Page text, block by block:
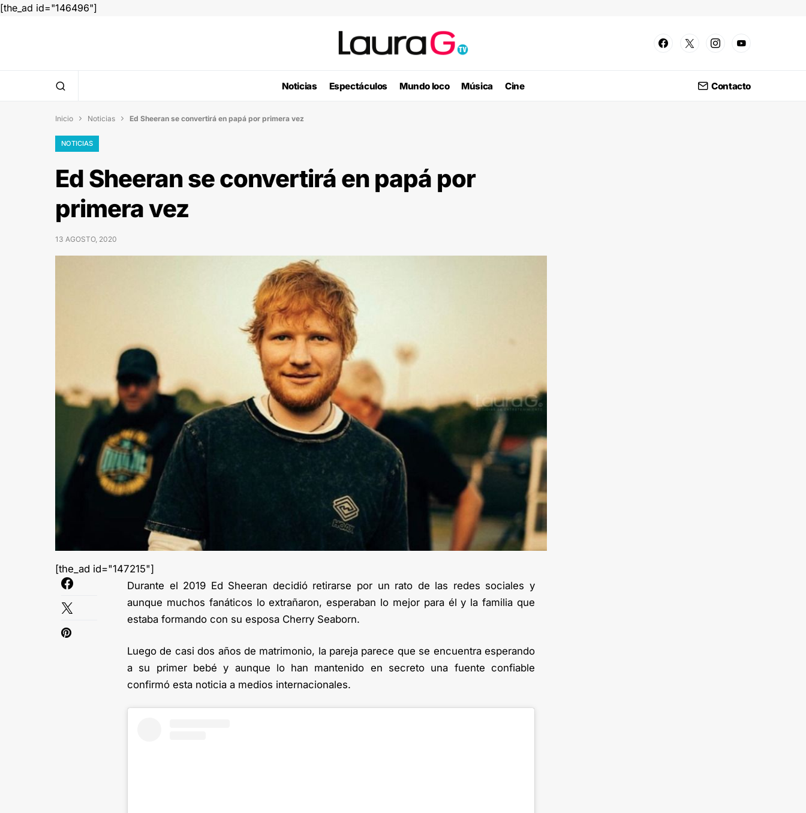
[the_ad id="146496"]
Noticias Espectáculos Mundo loco Música Cine Contacto
Inicio  Noticias  Ed Sheeran se convertirá en papá por primera vez
NOTICIAS
Ed Sheeran se convertirá en papá por
primera vez
13 AGOSTO, 2020
[the_ad id="147215"]
Durante el 2019 Ed Sheeran decidió retirarse por un rato de las redes sociales y
aunque muchos fanáticos lo extrañaron, esperaban lo mejor para él y la familia que
estaba formando con su esposa Cherry Seaborn.
Luego de casi dos años de matrimonio, la pareja parece que se encuentra esperando
a su primer bebé y aunque lo han mantenido en secreto una fuente confiable
confirmó esta noticia a medios internacionales.